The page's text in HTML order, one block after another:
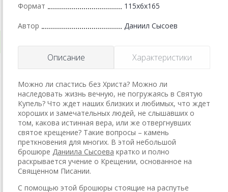
Формат 115x6x165
Автор Даниил Сысоев
Описание Характеристики
Можно ли спастись без Христа? Можно ли
наследовать жизнь вечную, не погружаясь в Святую
Купель? Что ждет наших близких и любимых, что ждет
хороших и замечательных людей, не слышавших о
том, какова истинная вера, или же отвергнувших
святое крещение? Такие вопросы – камень
преткновения для многих. В этой небольшой
брошюре Даниила Сысоева кратко и полно
раскрывается учение о Крещении, основанное на
Священном Писании.
С помощью этой брошюры стоящие на распутье